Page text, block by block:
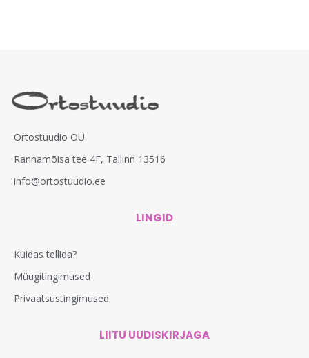
Ortostuudio OÜ
Rannamõisa tee 4F, Tallinn 13516
info@ortostuudio.ee
LINGID
Kuidas tellida?
Müügitingimused
Privaatsustingimused
LIITU UUDISKIRJAGA